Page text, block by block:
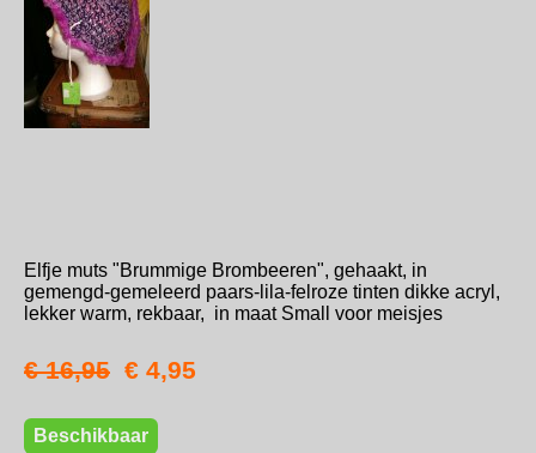
Elfje muts "Brummige Brombeeren", gehaakt, in
gemengd-gemeleerd paars-lila-felroze tinten dikke acryl,
lekker warm, rekbaar, in maat Small voor meisjes
€ 16,95 € 4,95
Beschikbaar